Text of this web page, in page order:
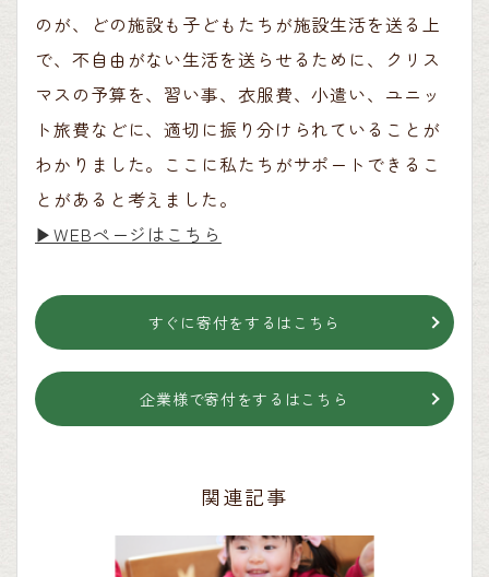
のが、どの施設も子どもたちが施設生活を送る上
で、不自由がない生活を送らせるために、クリス
マスの予算を、習い事、衣服費、小遣い、ユニッ
ト旅費などに、適切に振り分けられていることが
わかりました。ここに私たちがサポートできるこ
とがあると考えました。
▶︎WEBページはこちら
すぐに寄付をするはこちら
企業様で寄付をするはこちら
関連記事